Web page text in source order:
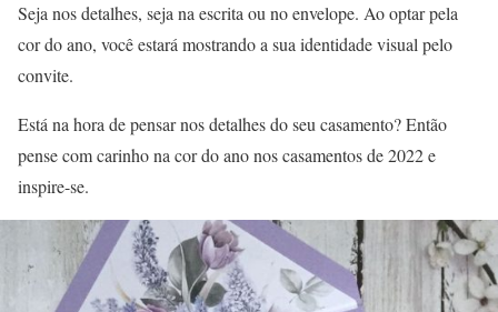
Seja nos detalhes, seja na escrita ou no envelope. Ao optar pela
cor do ano, você estará mostrando a sua identidade visual pelo
convite.
Está na hora de pensar nos detalhes do seu casamento? Então
pense com carinho na cor do ano nos casamentos de 2022 e
inspire-se.